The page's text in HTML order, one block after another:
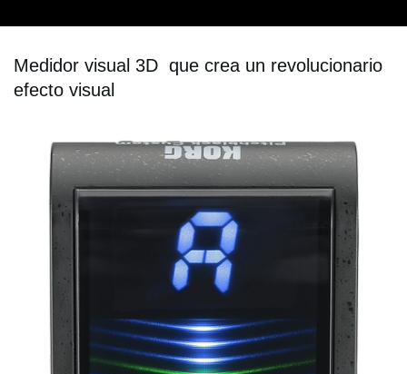
Medidor visual 3D que crea un revolucionario
efecto visual